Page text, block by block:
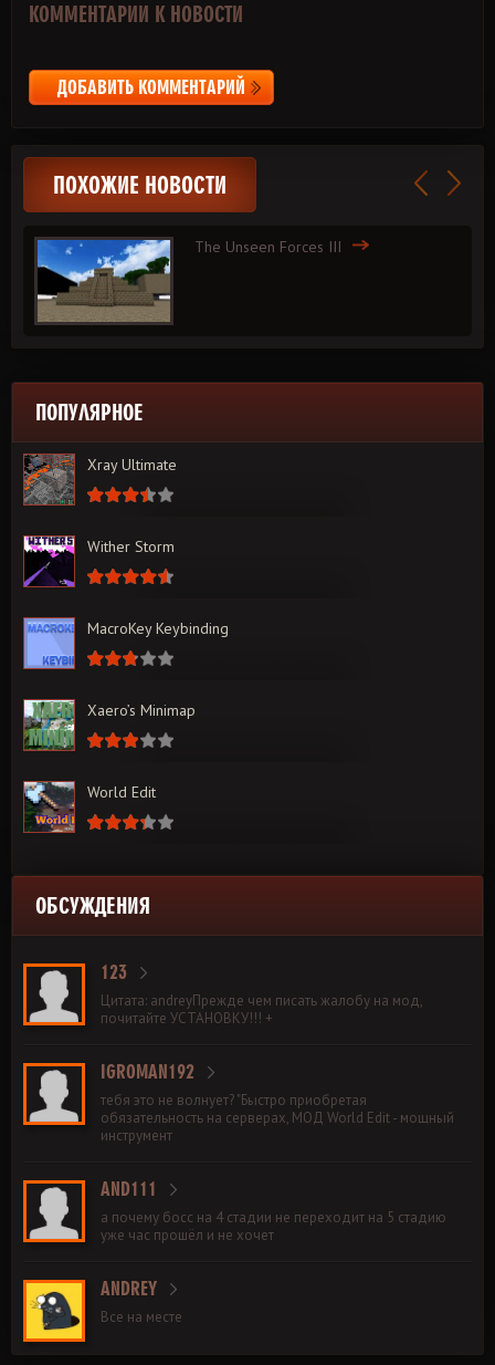
КОММЕНТАРИИ К НОВОСТИ
ДОБАВИТЬ КОММЕНТАРИЙ
ПОХОЖИЕ НОВОСТИ
The Unseen Forces III
ПОПУЛЯРНОЕ
Xray Ultimate
Wither Storm
MacroKey Keybinding
Xaero’s Minimap
World Edit
ОБСУЖДЕНИЯ
123
Цитата: andreyПрежде чем писать жалобу на мод,
почитайте УСТАНОВКУ!!! +
IGROMAN192
тебя это не волнует? "Быстро приобретая
обязательность на серверах, МОД World Edit - мощный
инструмент
AND111
а почему босс на 4 стадии не переходит на 5 стадию
уже час прошёл и не хочет
ANDREY
Все на месте